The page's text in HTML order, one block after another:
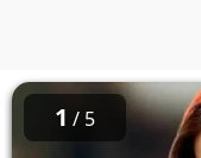
1 / 5